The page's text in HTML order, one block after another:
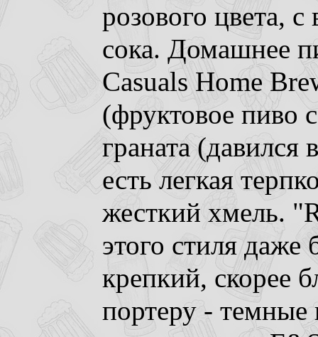
розового цвета,
сока. Домашнее
Casuals Home
(фруктовое пиво
граната
есть легкая
жесткий хмель.
этого стиля даже
крепкий, скорее
портеру - темные